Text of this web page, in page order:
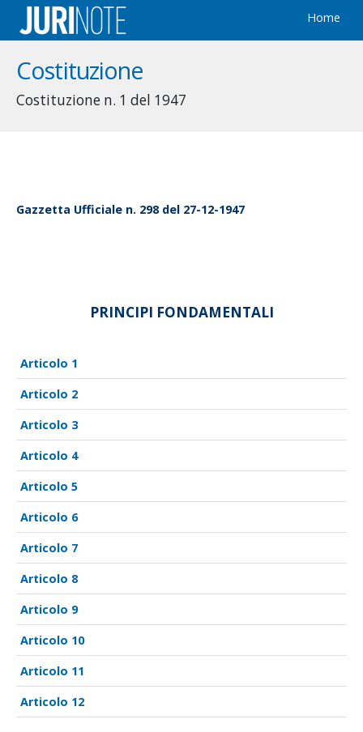
Home
Costituzione
Costituzione n. 1 del 1947
Gazzetta Ufficiale n. 298 del 27-12-1947
PRINCIPI FONDAMENTALI
1
2
3
4
5
6
7
8
9
10
11
12